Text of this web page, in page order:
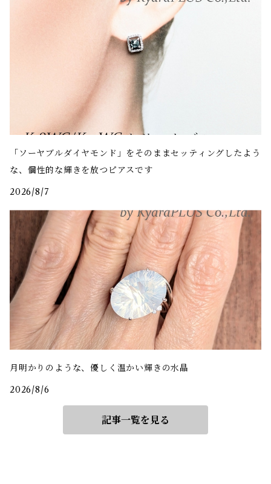
「ソーヤブルダイヤモンド」をそのままセッティングしたよう
な、個性的な輝きを放つピアスです
2026/8/7
月明かりのような、優しく温かい輝きの水晶
2026/8/6
記事一覧を見る